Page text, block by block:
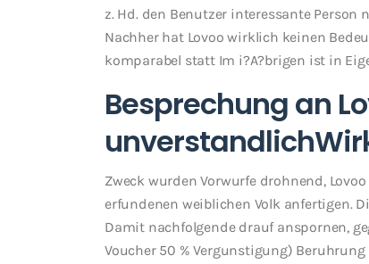
z. Hd. den Benutzer interessante
Nachher hat Lovoo wirklich keinen
komparabel statt Im i?A?brigen ist in
Besprechung an
Zweck wurden Vorwurfe drohnend,
erfundenen weiblichen Volk anfertigen.
Damit nachfolgende drauf anspornen,
Voucher 50 % Vergunstigung)